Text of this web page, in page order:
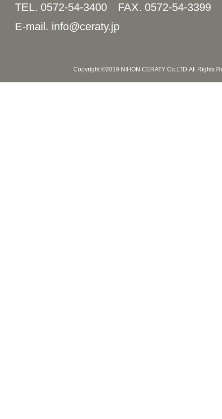
TEL. 0572-54-3400 FAX. 0572-54-3399
E-mail. info@ceraty.jp
Copyright ©2019 NIHON CERATY Co.LTD.All Rights